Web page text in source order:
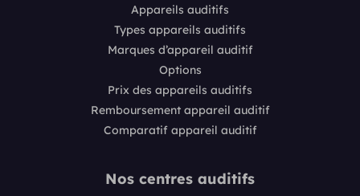
Appareils auditifs
Types appareils auditifs
Marques d’appareil auditif
Options
Prix des appareils auditifs
Remboursement appareil auditif
Comparatif appareil auditif
Nos centres auditifs